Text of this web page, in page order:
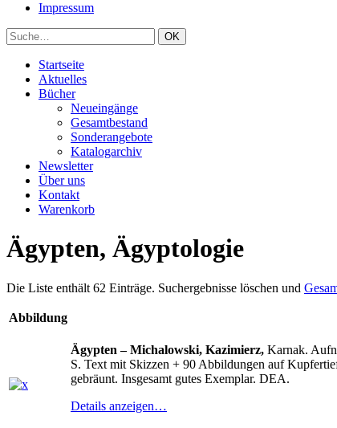
Impressum
Startseite
Aktuelles
Bücher
Neueingänge
Gesamtbestand
Sonderangebote
Katalogarchiv
Newsletter
Über uns
Kontakt
Warenkorb
Ägypten, Ägyptologie
Die Liste enthält 62 Einträge. Suchergebnisse löschen und
Abbildung
Ägypten – Michalowski, Kazimierz, Karnak.
S. Text mit Skizzen + 90 Abbildungen auf
gebräunt. Insgesamt gutes Exemplar. DEA.
Details anzeigen…